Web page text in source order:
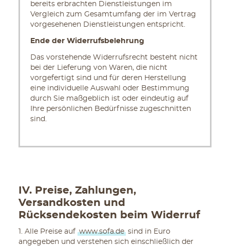
bereits erbrachten Dienstleistungen im
Vergleich zum Gesamtumfang der im Vertrag
vorgesehenen Dienstleistungen entspricht.
Ende der Widerrufsbelehrung
Das vorstehende Widerrufsrecht besteht nicht
bei der Lieferung von Waren, die nicht
vorgefertigt sind und für deren Herstellung
eine individuelle Auswahl oder Bestimmung
durch Sie maßgeblich ist oder eindeutig auf
Ihre persönlichen Bedürfnisse zugeschnitten
sind.
IV. Preise, Zahlungen,
Versandkosten und
Rücksendekosten beim Widerruf
1. Alle Preise auf www.sofa.de sind in Euro
angegeben und verstehen sich einschließlich der